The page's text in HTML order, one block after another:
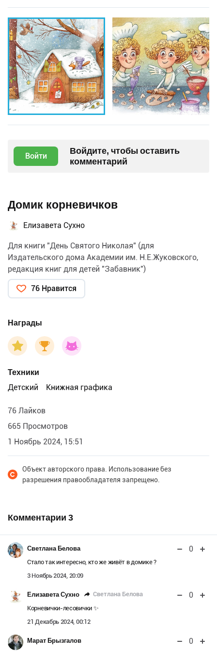
Войти
Войдите, чтобы оставить
комментарий
Домик корневичков
Елизавета Сухно
Для книги "День Святого Николая" (для
Издательского дома Академии им. Н.Е.Жуковского,
редакция книг для детей "Забавник")
76 Нравится
Награды
Техники
Детский
Книжная графика
76 Лайков
665 Просмотров
1 Ноябрь 2024, 15:51
Объект авторского права. Использование без
разрешения правообладателя запрещено.
Комментарии 3
Светлана Белова 0
Стало так интересно, кто же живёт в домике ?
3 Ноябрь 2024, 20:09
Елизавета Сухно Светлана Белова 0
Корневички-лесовички ✨️
21 Декабрь 2024, 00:12
Марат Брызгалов 0